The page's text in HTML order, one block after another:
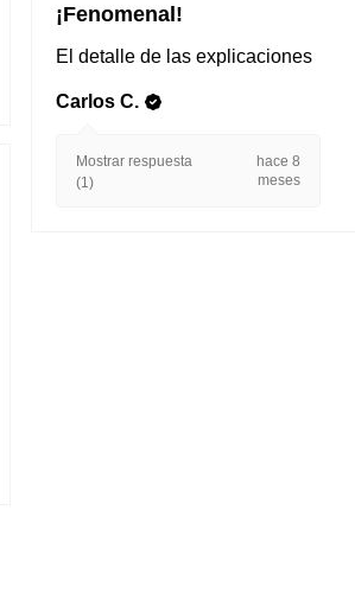
¡Fenomenal!
El detalle de las explicaciones
Carlos C.
Mostrar respuesta
(1)
hace 8
meses